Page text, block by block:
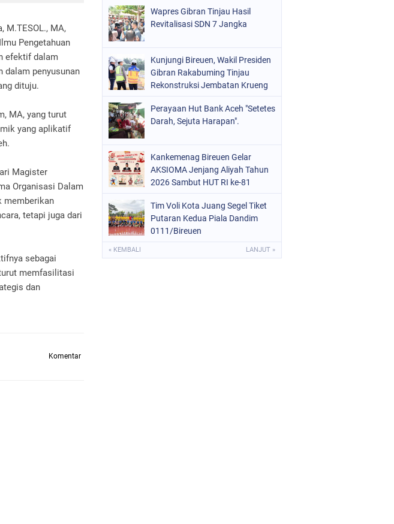
M.TESOL., MA,
Pengetahuan
efektif dalam
dalam penyusunan
dituju.
MA, yang turut
yang aplikatif
Magister
Organisasi Dalam
memberikan
tetapi juga dari
sebagai
memfasilitasi
dan
Komentar
Wapres Gibran Tinjau Hasil
Revitalisasi SDN 7 Jangka
Kunjungi Bireuen, Wakil Presiden
Gibran Rakabuming Tinjau
Rekonstruksi Jembatan Krueng
Perayaan Hut Bank Aceh "Setetes
Darah, Sejuta Harapan".
Kankemenag Bireuen Gelar
AKSIOMA Jenjang Aliyah Tahun
2026 Sambut HUT RI ke-81
Tim Voli Kota Juang Segel Tiket
Putaran Kedua Piala Dandim
0111/Bireuen
« KEMBALI LANJUT »